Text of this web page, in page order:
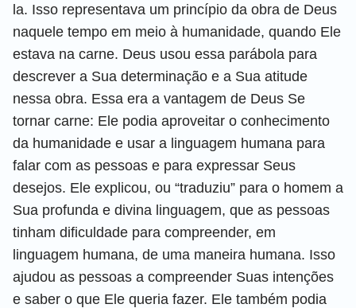
la. Isso representava um princípio da obra de Deus
naquele tempo em meio à humanidade, quando Ele
estava na carne. Deus usou essa parábola para
descrever a Sua determinação e a Sua atitude
nessa obra. Essa era a vantagem de Deus Se
tornar carne: Ele podia aproveitar o conhecimento
da humanidade e usar a linguagem humana para
falar com as pessoas e para expressar Seus
desejos. Ele explicou, ou “traduziu” para o homem a
Sua profunda e divina linguagem, que as pessoas
tinham dificuldade para compreender, em
linguagem humana, de uma maneira humana. Isso
ajudou as pessoas a compreender Suas intenções
e saber o que Ele queria fazer. Ele também podia